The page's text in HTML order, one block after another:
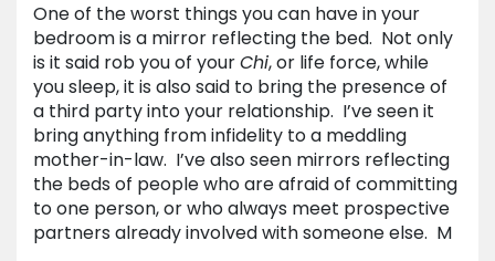
One of the worst things you can have in your
bedroom is a mirror reflecting the bed. Not only
is it said rob you of yourChi, or life force, while
you sleep, it is also said to bring the presence of
a third party into your relationship. I’ve seen it
bring anything from infidelity to a meddling
mother-in-law. I’ve also seen mirrors reflecting
the beds of people who are afraid of committing
to one person, or who always meet prospective
partners already involved with someone else. M